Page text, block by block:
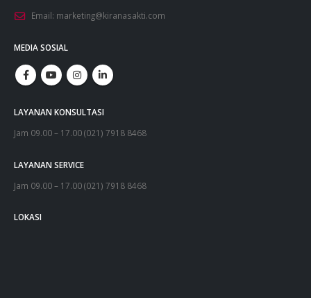
Email: marketing@kiranasakti.com
MEDIA SOSIAL
LAYANAN KONSULTASI
Jam 09.00 – 17.00 (021) 7918 8468
LAYANAN SERVICE
Jam 09.00 – 17.00 (021) 7918 8468
LOKASI